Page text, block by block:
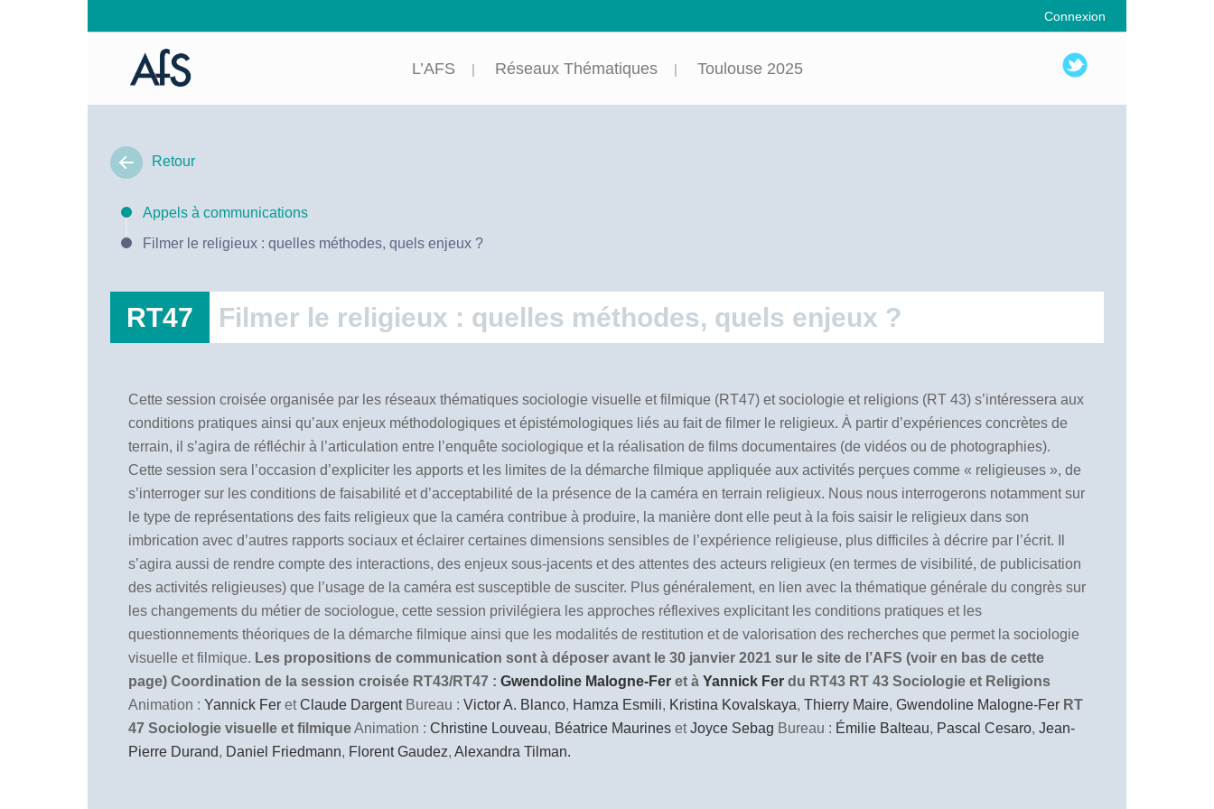
Connexion
L’AFS Réseaux Thématiques Toulouse 2025
Retour
Appels à communications
Filmer le religieux : quelles méthodes, quels enjeux ?
RT47 Filmer le religieux : quelles méthodes, quels enjeux ?
Cette session croisée organisée par les réseaux thématiques sociologie visuelle et filmique (RT47) et sociologie et religions (RT 43) s’intéressera aux
conditions pratiques ainsi qu’aux enjeux méthodologiques et épistémologiques liés au fait de filmer le religieux. À partir d’expériences concrètes de
terrain, il s’agira de réfléchir à l’articulation entre l’enquête sociologique et la réalisation de films documentaires (de vidéos ou de photographies).
Cette session sera l’occasion d’expliciter les apports et les limites de la démarche filmique appliquée aux activités perçues comme « religieuses », de
s’interroger sur les conditions de faisabilité et d’acceptabilité de la présence de la caméra en terrain religieux. Nous nous interrogerons notamment sur
le type de représentations des faits religieux que la caméra contribue à produire, la manière dont elle peut à la fois saisir le religieux dans son
imbrication avec d’autres rapports sociaux et éclairer certaines dimensions sensibles de l’expérience religieuse, plus difficiles à décrire par l’écrit. Il
s’agira aussi de rendre compte des interactions, des enjeux sous-jacents et des attentes des acteurs religieux (en termes de visibilité, de publicisation
des activités religieuses) que l’usage de la caméra est susceptible de susciter. Plus généralement, en lien avec la thématique générale du congrès sur
les changements du métier de sociologue, cette session privilégiera les approches réflexives explicitant les conditions pratiques et les
questionnements théoriques de la démarche filmique ainsi que les modalités de restitution et de valorisation des recherches que permet la sociologie
visuelle et filmique. Les propositions de communication sont à déposer avant le 30 janvier 2021 sur le site de l’AFS (voir en bas de cette
page) Coordination de la session croisée RT43/RT47 : Gwendoline Malogne-Fer et à Yannick Fer du RT43 RT 43 Sociologie et Religions
Animation : Yannick Fer etClaude DargentBureau : Victor A. Blanco, Hamza Esmili, Kristina Kovalskaya, Thierry Maire, Gwendoline Malogne-Fer RT
47 Sociologie visuelle et filmiqueAnimation : Christine Louveau, Béatrice Maurines etJoyce Sebag Bureau : Émilie Balteau, Pascal Cesaro, Jean-
Pierre Durand, Daniel Friedmann, Florent Gaudez, Alexandra Tilman.